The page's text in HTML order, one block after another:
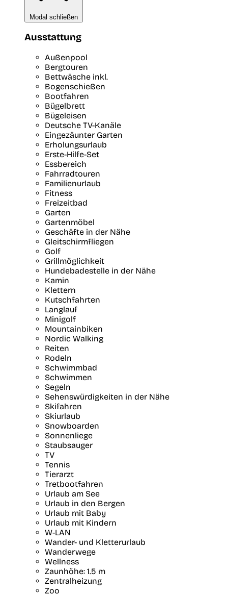
Modal schließen
Ausstattung
Außenpool
Bergtouren
Bettwäsche inkl.
Bogenschießen
Bootfahren
Bügelbrett
Bügeleisen
Deutsche TV-Kanäle
Eingezäunter Garten
Erholungsurlaub
Erste-Hilfe-Set
Essbereich
Fahrradtouren
Familienurlaub
Fitness
Freizeitbad
Garten
Gartenmöbel
Geschäfte in der Nähe
Gleitschirmfliegen
Golf
Grillmöglichkeit
Hundebadestelle in der Nähe
Kamin
Klettern
Kutschfahrten
Langlauf
Minigolf
Mountainbiken
Nordic Walking
Reiten
Rodeln
Schwimmbad
Schwimmen
Segeln
Sehenswürdigkeiten in der Nähe
Skifahren
Skiurlaub
Snowboarden
Sonnenliege
Staubsauger
TV
Tennis
Tierarzt
Tretbootfahren
Urlaub am See
Urlaub in den Bergen
Urlaub mit Baby
Urlaub mit Kindern
W-LAN
Wander- und Kletterurlaub
Wanderwege
Wellness
Zaunhöhe: 1.5 m
Zentralheizung
Zoo